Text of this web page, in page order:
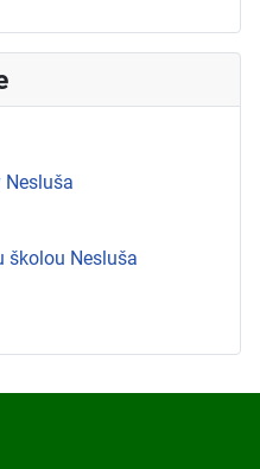
školou Nesluša